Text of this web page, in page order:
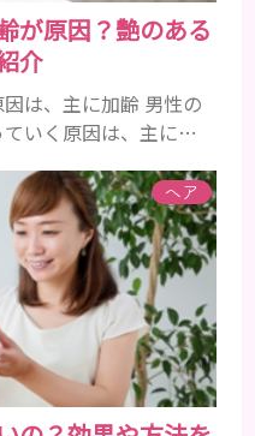
が原因？艶のある
介
は、主に加齢 男性の
いく原因は、主に加
のまにか髪がチリチリ
と感じる人もいるでし
の魅力が出てくる40代
多い傾向があります。
年齢と共に乱れていき
ヘア